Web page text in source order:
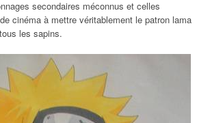
secondaires méconnus et celles
cinéma à mettre véritablement le patron lama
les sapins.